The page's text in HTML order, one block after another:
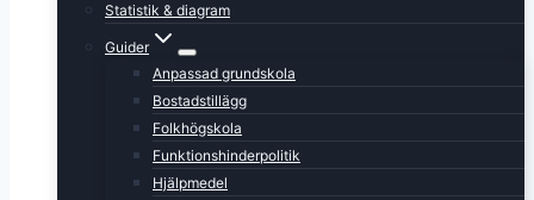
Statistik & diagram
Guider
Anpassad grundskola
Bostadstillägg
Folkhögskola
Funktionshinderpolitik
Hjälpmedel